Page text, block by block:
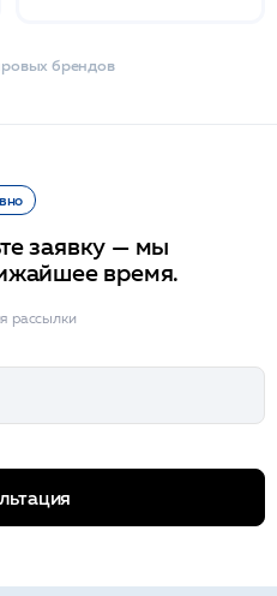
брендов
заявку — мы
время.
рассылки